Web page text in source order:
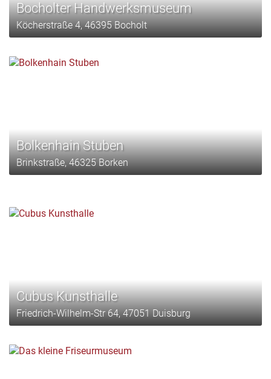
Bocholter Handwerksmuseum
Köcherstraße 4, 46395 Bocholt
Bolkenhain Stuben
Brinkstraße, 46325 Borken
Cubus Kunsthalle
Friedrich-Wilhelm-Str 64, 47051 Duisburg